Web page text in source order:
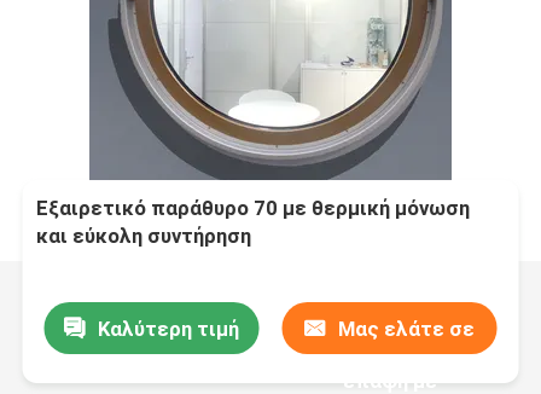
Εξαιρετικό παράθυρο 70 με θερμική μόνωση
και εύκολη συντήρηση
Καλύτερη τιμή Μας ελάτε σε
επαφή με